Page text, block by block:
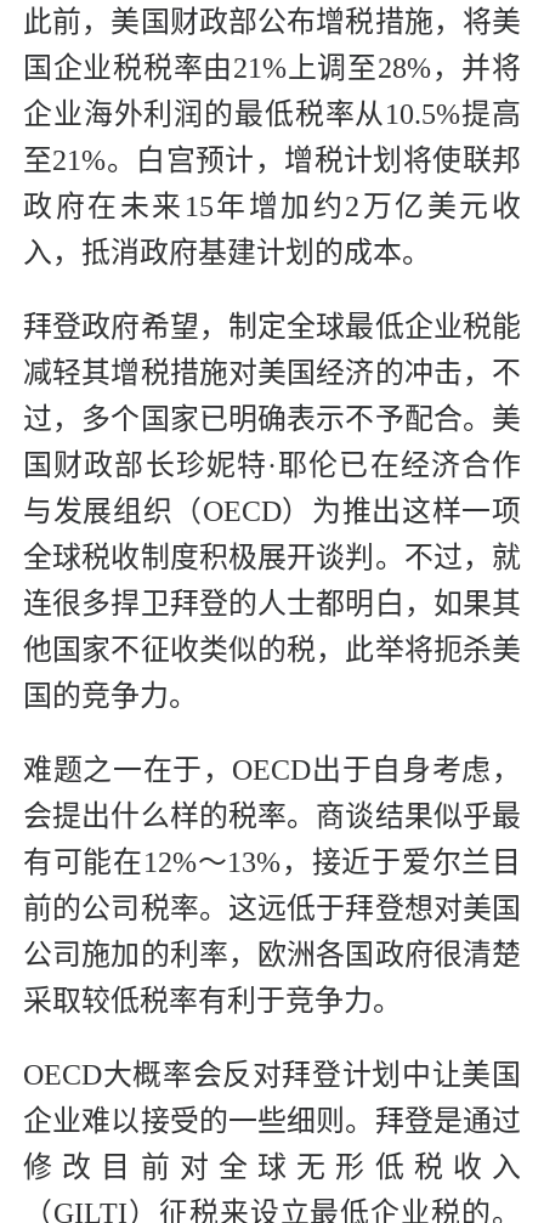
此前，美国财政部公布增税措施，将美
国企业税税率由21%上调至28%，并将
企业海外利润的最低税率从10.5%提高
至21%。白宫预计，增税计划将使联邦
政府在未来15年增加约2万亿美元收
入，抵消政府基建计划的成本。
拜登政府希望，制定全球最低企业税能
减轻其增税措施对美国经济的冲击，不
过，多个国家已明确表示不予配合。美
国财政部长珍妮特·耶伦已在经济合作
与发展组织（OECD）为推出这样一项
全球税收制度积极展开谈判。不过，就
连很多捍卫拜登的人士都明白，如果其
他国家不征收类似的税，此举将扼杀美
国的竞争力。
难题之一在于，OECD出于自身考虑，
会提出什么样的税率。商谈结果似乎最
有可能在12%～13%，接近于爱尔兰目
前的公司税率。这远低于拜登想对美国
公司施加的利率，欧洲各国政府很清楚
采取较低税率有利于竞争力。
OECD大概率会反对拜登计划中让美国
企业难以接受的一些细则。拜登是通过
修改目前对全球无形低税收入
（GILTI）征税来设立最低企业税的。